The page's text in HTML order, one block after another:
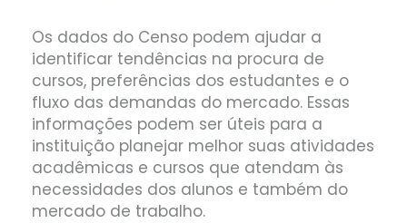
Os dados do Censo podem ajudar a
identificar tendências na procura de
cursos, preferências dos estudantes e o
fluxo das demandas do mercado. Essas
informações podem ser úteis para a
instituição planejar melhor suas atividades
acadêmicas e cursos que atendam às
necessidades dos alunos e também do
mercado de trabalho.